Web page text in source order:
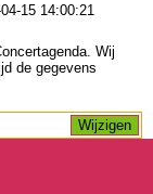
15 14:00:21
Wij
de gegevens